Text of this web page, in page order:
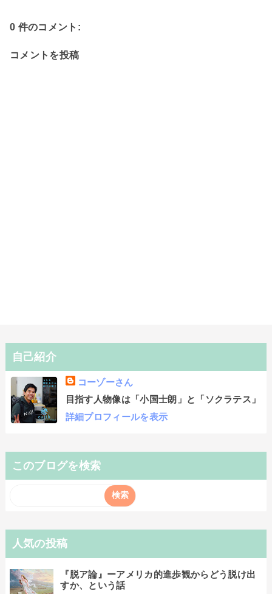
0 件のコメント:
コメントを投稿
自己紹介
コーゾーさん
目指す人物像は「小国士朗」と「ソクラテス」
詳細プロフィールを表示
このブログを検索
人気の投稿
『脱ア論』ーアメリカ的進歩観からどう脱け出
すか、という話